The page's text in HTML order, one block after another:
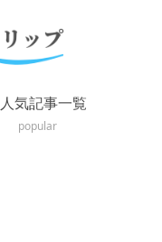
人気記事一覧
popular